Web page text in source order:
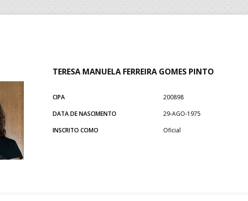
TERESA MANUELA FERREIRA GOMES PINTO
CIPA
200898
DATA DE NASCIMENTO
29-AGO-1975
INSCRITO COMO
Oficial